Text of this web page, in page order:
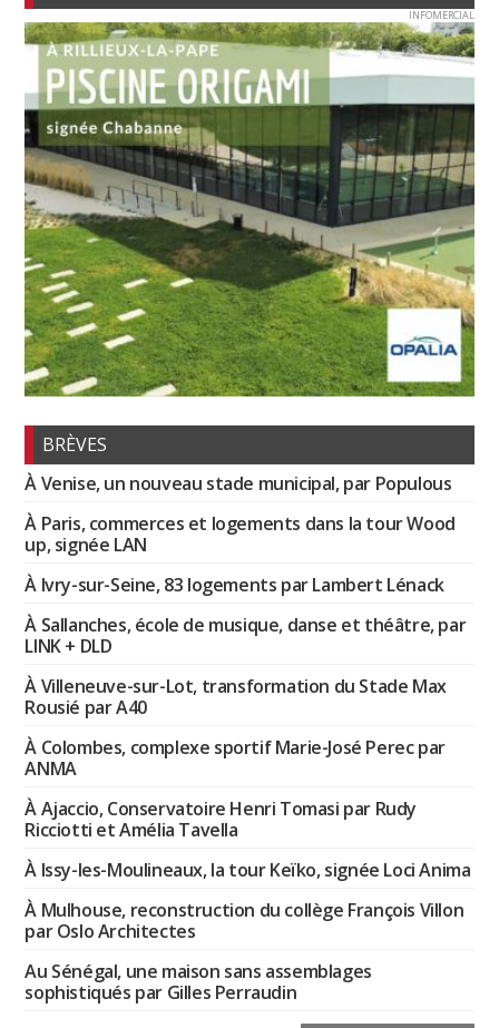
INFOMERCIAL
BRÈVES
À Venise, un nouveau stade municipal, par Populous
À Paris, commerces et logements dans la tour Wood
up, signée LAN
À Ivry-sur-Seine, 83 logements par Lambert Lénack
À Sallanches, école de musique, danse et théâtre, par
LINK + DLD
À Villeneuve-sur-Lot, transformation du Stade Max
Rousié par A40
À Colombes, complexe sportif Marie-José Perec par
ANMA
À Ajaccio, Conservatoire Henri Tomasi par Rudy
Ricciotti et Amélia Tavella
À Issy-les-Moulineaux, la tour Keïko, signée Loci Anima
À Mulhouse, reconstruction du collège François Villon
par Oslo Architectes
Au Sénégal, une maison sans assemblages
sophistiqués par Gilles Perraudin